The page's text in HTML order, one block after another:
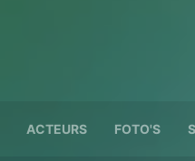
ACTEURS FOTO'S